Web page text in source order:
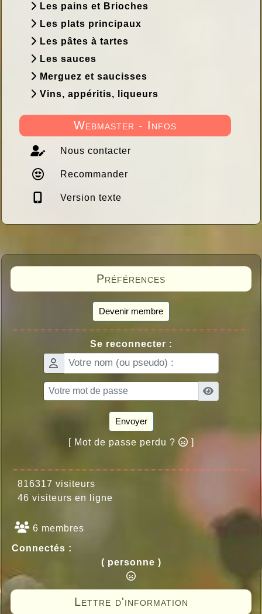
Les pains et Brioches
Les plats principaux
Les pâtes à tartes
Les sauces
Merguez et saucisses
Vins, appéritis, liqueurs
Webmaster - Infos
Nous contacter
Recommander
Version texte
Préférences
Devenir membre
Se reconnecter :
Envoyer
[ Mot de passe perdu ? ]
816317 visiteurs
46 visiteurs en ligne
6 membres
Connectés :
( personne )
Lettre d'information